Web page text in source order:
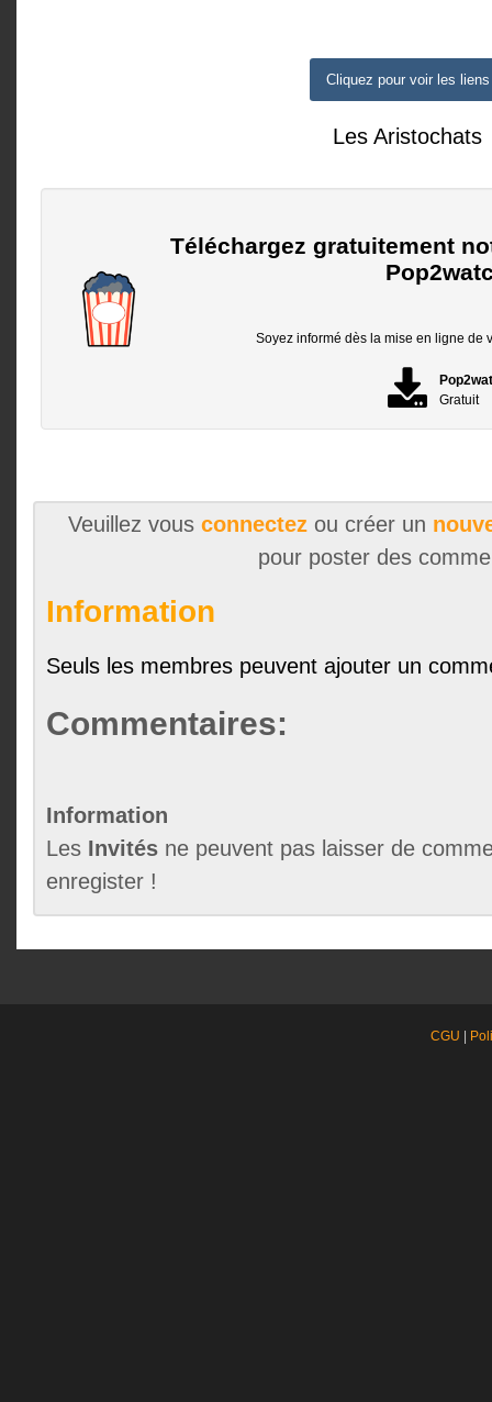
Cliquez pour voir les liens
Les Aristochats
Téléchargez gratuitement
Soyez informé dès la mise en ligne de
Gratuit
Veuillez vous connectezou créer un
pour poster des
Information
Seuls les membres peuvent ajouter un
Commentaires:
Information
Les Invités ne peuvent pas laisser de
enregister !
CGU